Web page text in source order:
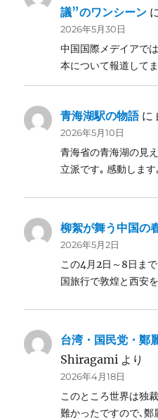
議”のワンシーン
2026年5月30日
中国国際メデイアで
本について報道して
青海湖駅の物語に
2026年5月10日
青海省の青海湖の見
立派です｡ 感動しま
柳絮が舞う中国の
2026年5月2日
この4月2日～8日ま
国旅行で敦煌と西安
台湾・国民党・鄭
Shiragami より
2026年4月18日
このところ世界は独
難かったですので､